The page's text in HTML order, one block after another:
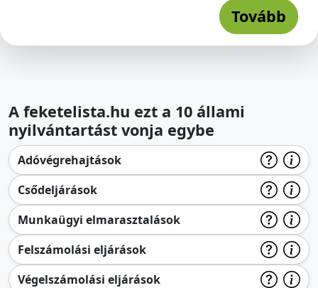
Tovább
A feketelista.hu ezt a 10 állami
nyilvántartást vonja egybe
Adóvégrehajtások
Csődeljárások
Munkaügyi elmarasztalások
Felszámolási eljárások
Végelszámolási eljárások